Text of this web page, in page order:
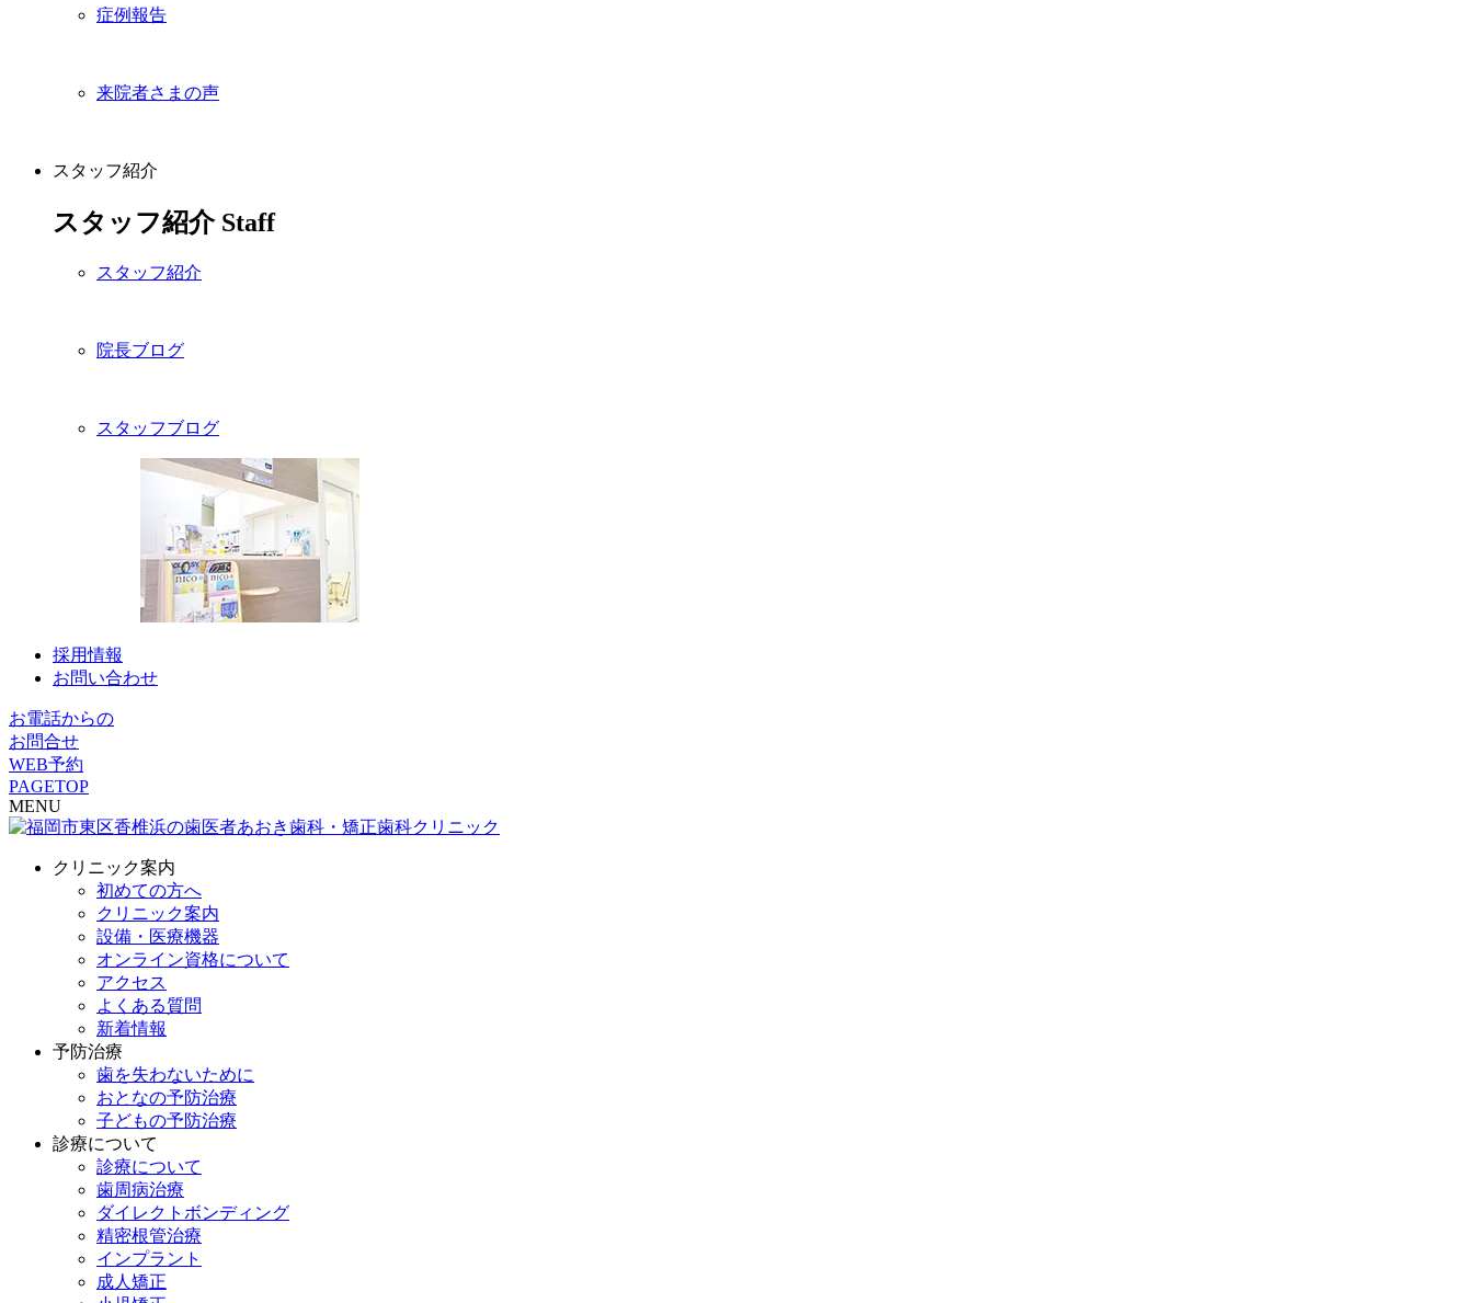
症例報告
来院者さまの声
スタッフ紹介
スタッフ紹介 Staff
スタッフ紹介
院長ブログ
スタッフブログ
採用情報
お問い合わせ
お電話からの
お問合せ
WEB予約
PAGETOP
MENU
クリニック案内
初めての方へ
クリニック案内
設備・医療機器
オンライン資格について
アクセス
よくある質問
新着情報
予防治療
歯を失わないために
おとなの予防治療
子どもの予防治療
診療について
診療について
歯周病治療
ダイレクトボンディング
精密根管治療
インプラント
成人矯正